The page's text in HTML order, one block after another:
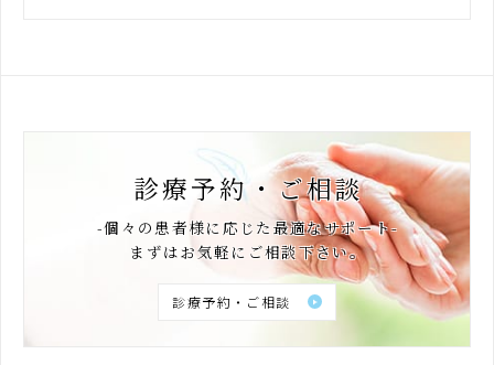
診療予約・ご相談
-個々の患者様に応じた最適なサポート-
まずはお気軽にご相談下さい。
診療予約・ご相談